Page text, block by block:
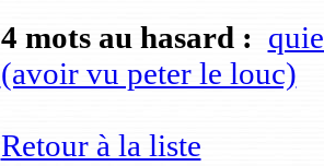
4 mots au hasard :
(avoir vu peter le louc)
Retour à la liste